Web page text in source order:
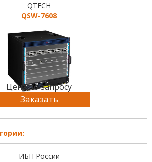
QTECH
QSW-7608
Цена по запросу
Заказать
ИБП России